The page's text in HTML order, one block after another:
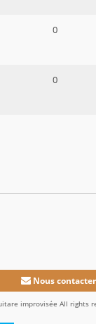
0
0
Nous contacter
improvisée All rights